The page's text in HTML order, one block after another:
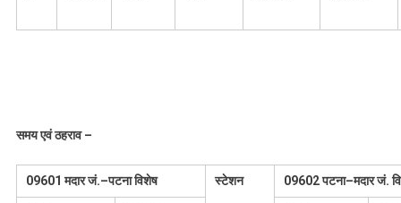
समय एवं ठहराव–
09601मदार जं.–पटना विशेष स्टेशन 09602पटना–मदार जं.